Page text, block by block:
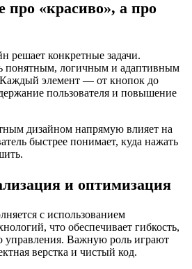
про «красиво», а про
решает конкретные задачи.
понятным, логичным и адаптивным
элемент — от кнопок до
пользователя и повышение
дизайном напрямую влияет на
быстрее понимает, куда нажать
и оптимизация
с использованием
что обеспечивает гибкость,
управления. Важную роль играют
верстка и чистый код.